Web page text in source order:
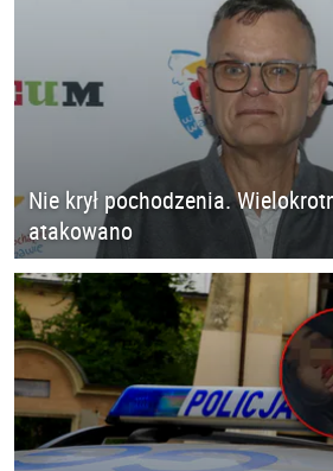
Nie krył pochodzenia.
atakowano